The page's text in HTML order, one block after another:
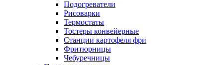
Подогреватели
Рисоварки
Термостаты
Тостеры конвейерные
Станции картофеля фри
Фритюрницы
Чебуречницы